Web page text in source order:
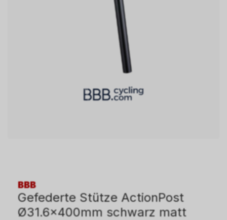
BBB
Gefederte Stütze ActionPost
Ø31.6x400mm schwarz matt